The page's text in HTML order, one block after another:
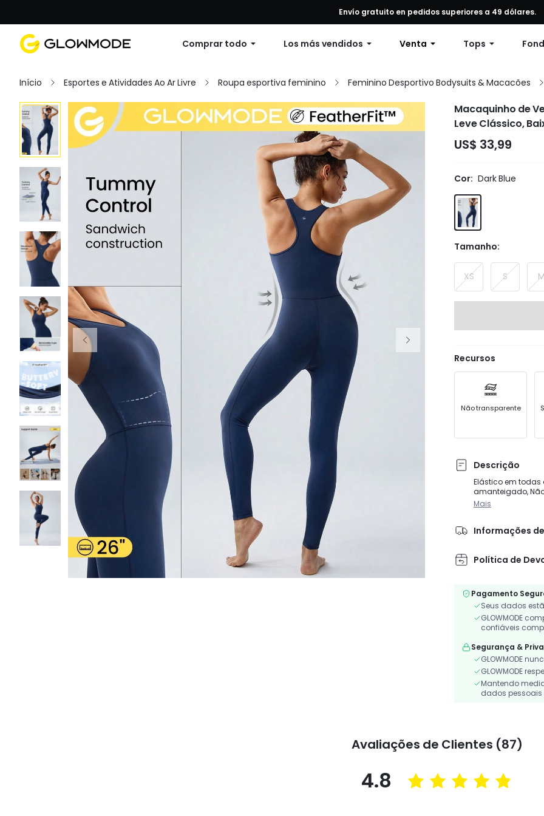
Primer pedido: 10% de descuento en cualquier pedido, 12% de descuento en pedidos de $79 o más, o 15% de
Envío gratuito en pedidos superiores a 49 dólares.
Comprar todo Los más vendidos Venta Tops
Início Esportes e Atividades Ao Ar Livre Roupa esportiva feminino Feminino Desportivo Bodysuits & Macacões
Macaquinho de
Leve Clássico,
US$ 33,99
Cor: Dark Blue
Tamanho:
XS S
Recursos
Não transparente
Descrição
Elástico em todas
amanteigado,
Mais
Informações
Política de
Pagamento
Seus dados
GLOWMODE
confiáveis
Segurança &
GLOWMODE
GLOWMODE
Mantendo
dados
Avaliações de Clientes (87)
4.8